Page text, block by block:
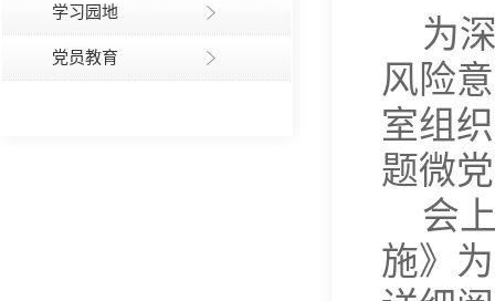
学习园地
党员教育
为
风险
室组
题微
会
施》